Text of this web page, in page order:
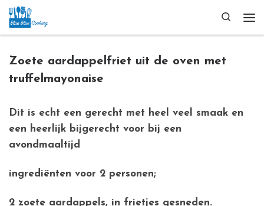
Ga naar inhoud
Search
Zoete aardappelfriet uit de oven met
truffelmayonaise
Dit is echt een gerecht met heel veel smaak en
een heerlijk bijgerecht voor bij een
avondmaaltijd
ingrediënten voor 2 personen;
2 zoete aardappels, in frietjes gesneden.